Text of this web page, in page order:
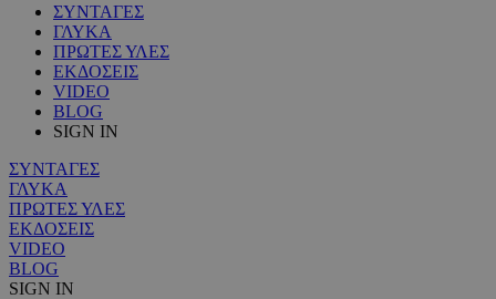
ΣΥΝΤΑΓΕΣ
ΓΛΥΚΑ
ΠΡΩΤΕΣ ΥΛΕΣ
ΕΚΔΟΣΕΙΣ
VIDEO
BLOG
SIGN IN
ΣΥΝΤΑΓΕΣ
ΓΛΥΚΑ
ΠΡΩΤΕΣ ΥΛΕΣ
ΕΚΔΟΣΕΙΣ
VIDEO
BLOG
SIGN IN